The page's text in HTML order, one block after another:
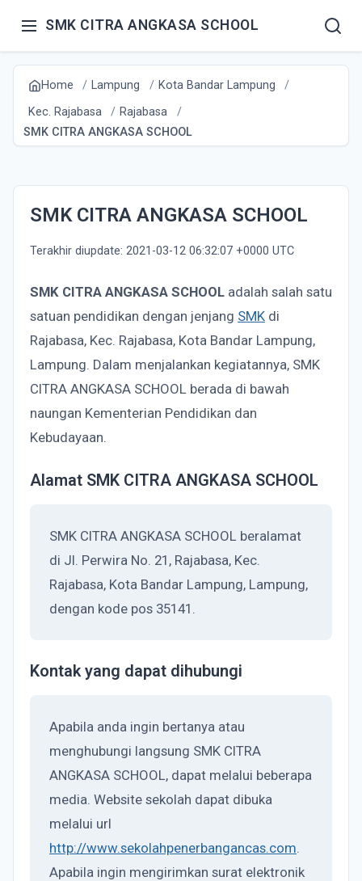
SMK CITRA ANGKASA SCHOOL
Home Lampung
Kota Bandar Lampung
Kec. Rajabasa
Rajabasa
SMK CITRA ANGKASA SCHOOL
SMK CITRA ANGKASA SCHOOL
Terakhir diupdate: 2021-03-12 06:32:07 +0000 UTC
SMK CITRA ANGKASA SCHOOL adalah salah satu
satuan pendidikan dengan jenjang SMK di
Rajabasa, Kec. Rajabasa, Kota Bandar Lampung,
Lampung. Dalam menjalankan kegiatannya, SMK
CITRA ANGKASA SCHOOL berada di bawah
naungan Kementerian Pendidikan dan
Kebudayaan.
Alamat SMK CITRA ANGKASA SCHOOL
SMK CITRA ANGKASA SCHOOL beralamat
di Jl. Perwira No. 21, Rajabasa, Kec.
Rajabasa, Kota Bandar Lampung, Lampung,
dengan kode pos 35141.
Kontak yang dapat dihubungi
Apabila anda ingin bertanya atau
menghubungi langsung SMK CITRA
ANGKASA SCHOOL, dapat melalui beberapa
media. Website sekolah dapat dibuka
melalui url
http://www.sekolahpenerbangancas.com.
Apabila ingin mengirimkan surat elektronik